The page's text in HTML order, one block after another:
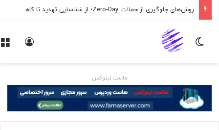
روش‌های جلوگیری از حملات Zero-Day؛ از شناسایی تهدید تا کاهش ریسک
تغییر پوسته
هاست لینوکس